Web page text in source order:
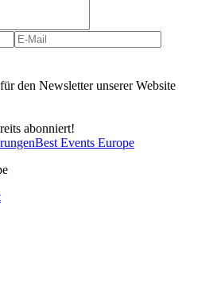
den Newsletter unserer Website
abonniert!